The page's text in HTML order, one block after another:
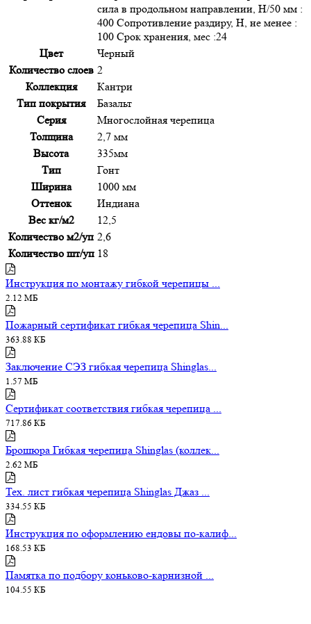
сила в продольном направлении, Н/50 мм :
400 Сопротивление раздиру, Н, не менее :
100 Срок хранения, мес :24
Цвет
Черный
Количество слоев 2
Коллекция
Кантри
Тип покрытия
Базальт
Серия
Многослойная черепица
Толщина
2,7 мм
Высота
335мм
Тип
Гонт
Ширина
1000 мм
Оттенок
Индиана
Вес кг/м2
12,5
Количество м2/уп 2,6
Количество шт/уп 18
Инструкция по монтажу гибкой черепицы ...
2.12 МБ
Пожарный сертификат гибкая черепица Shin...
363.88 КБ
Заключение СЭЗ гибкая черепица Shinglas...
1.57 МБ
Сертификат соответствия гибкая черепица ...
717.86 КБ
Брошюра Гибкая черепица Shinglas (коллек...
2.62 МБ
Тех. лист гибкая черепица Shinglas Джаз ...
334.55 КБ
Инструкция по оформлению ендовы по-калиф...
168.53 КБ
Памятка по подбору коньково-карнизной ...
104.55 КБ